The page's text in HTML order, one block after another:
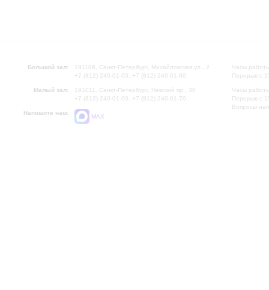
Большой зал:
191186, Санкт-Петербург, Михайловская ул., 2
+7 (812) 240-01-00, +7 (812) 240-01-80
Малый зал:
191011, Санкт-Петербург, Невский пр., 30
+7 (812) 240-01-00, +7 (812) 240-01-70
Напишите нам:
MAX
Часы
Перерыв с
Часы
Перерыв с
Вопросы